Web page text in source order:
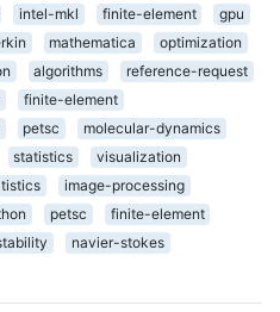
intel-mkl finite-element
gpu
mathematica
optimization
algorithms
reference-request
finite-element
petsc
molecular-dynamics
statistics
visualization
image-processing
petsc
finite-element
navier-stokes